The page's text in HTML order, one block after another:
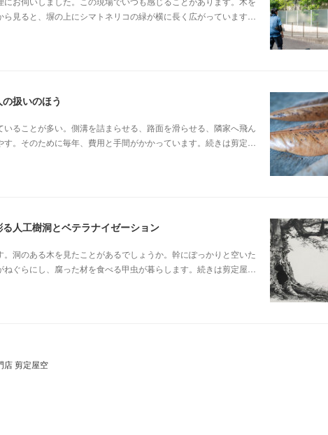
見ると、塀の上にシマトネリコの緑が横に長く広がっています…
扱いのほう
ることが多い。側溝を詰まらせる、路面を滑らせる、隣家へ飛ん
。そのために毎年、費用と手間がかかっています。続きは剪定…
人工樹洞とベテラナイゼーション
洞のある木を見たことがあるでしょうか。幹にぽっかりと空いた
ぐらにし、腐った材を食べる甲虫が暮らします。続きは剪定屋…
店 剪定屋空